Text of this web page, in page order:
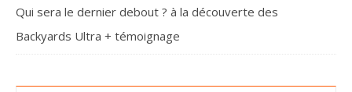
Qui sera le dernier debout ? à la découverte des
Backyards Ultra + témoignage